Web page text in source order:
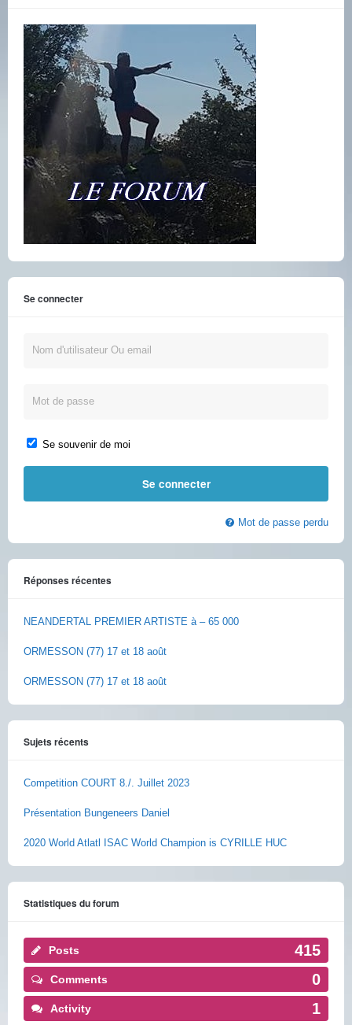
Se connecter
Se souvenir de moi
Mot de passe perdu
Réponses récentes
NEANDERTAL PREMIER ARTISTE à – 65 000
ORMESSON (77) 17 et 18 août
ORMESSON (77) 17 et 18 août
Sujets récents
Competition COURT 8./. Juillet 2023
Présentation Bungeneers Daniel
2020 World Atlatl ISAC World Champion is CYRILLE HUC
Statistiques du forum
Posts 415
Comments 0
Activity 1